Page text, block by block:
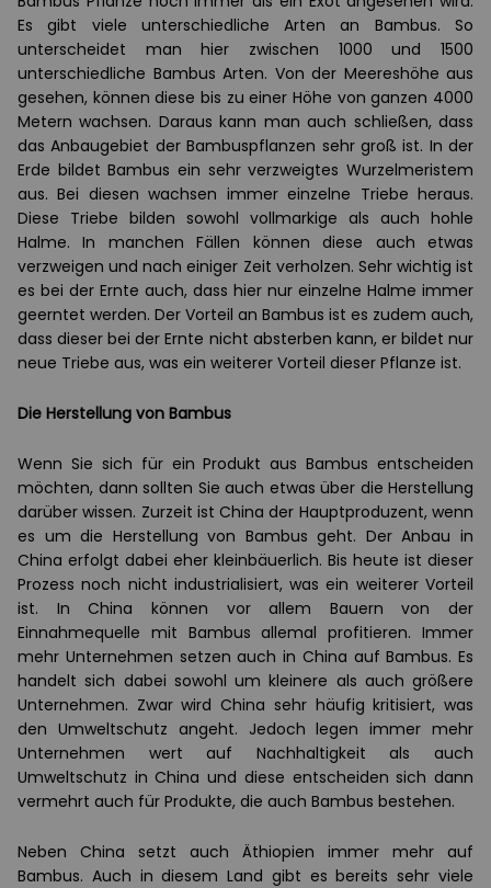
Es gibt viele unterschiedliche Arten an Bambus. So
unterscheidet man hier zwischen 1000 und 1500
unterschiedliche Bambus Arten. Von der Meereshöhe aus
gesehen, können diese bis zu einer Höhe von ganzen 4000
Metern wachsen. Daraus kann man auch schließen, dass
das Anbaugebiet der Bambuspflanzen sehr groß ist. In der
Erde bildet Bambus ein sehr verzweigtes Wurzelmeristem
aus. Bei diesen wachsen immer einzelne Triebe heraus.
Diese Triebe bilden sowohl vollmarkige als auch hohle
Halme. In manchen Fällen können diese auch etwas
verzweigen und nach einiger Zeit verholzen. Sehr wichtig ist
es bei der Ernte auch, dass hier nur einzelne Halme immer
geerntet werden. Der Vorteil an Bambus ist es zudem auch,
dass dieser bei der Ernte nicht absterben kann, er bildet nur
neue Triebe aus, was ein weiterer Vorteil dieser Pflanze ist.
Die Herstellung von Bambus
Wenn Sie sich für ein Produkt aus Bambus entscheiden
möchten, dann sollten Sie auch etwas über die Herstellung
darüber wissen. Zurzeit ist China der Hauptproduzent, wenn
es um die Herstellung von Bambus geht. Der Anbau in
China erfolgt dabei eher kleinbäuerlich. Bis heute ist dieser
Prozess noch nicht industrialisiert, was ein weiterer Vorteil
ist. In China können vor allem Bauern von der
Einnahmequelle mit Bambus allemal profitieren. Immer
mehr Unternehmen setzen auch in China auf Bambus. Es
handelt sich dabei sowohl um kleinere als auch größere
Unternehmen. Zwar wird China sehr häufig kritisiert, was
den Umweltschutz angeht. Jedoch legen immer mehr
Unternehmen wert auf Nachhaltigkeit als auch
Umweltschutz in China und diese entscheiden sich dann
vermehrt auch für Produkte, die auch Bambus bestehen.
Neben China setzt auch Äthiopien immer mehr auf
Bambus. Auch in diesem Land gibt es bereits sehr viele